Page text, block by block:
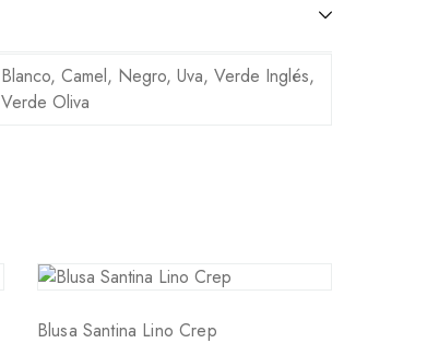
Blanco, Camel, Negro, Uva, Verde Inglés,
Verde Oliva
Blusa Santina Lino Crep